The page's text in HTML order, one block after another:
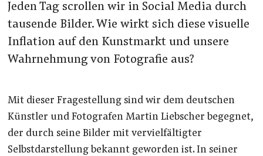
Jeden Tag scrollen wir in Social Media durch
tausende Bilder. Wie wirkt sich diese visuelle
Inflation auf den Kunstmarkt und unsere
Wahrnehmung von Fotografie aus?
Mit dieser Fragestellung sind wir dem deutschen
Künstler und Fotografen Martin Liebscher begegnet,
der durch seine Bilder mit vervielfältigter
Selbstdarstellung bekannt geworden ist. In seiner